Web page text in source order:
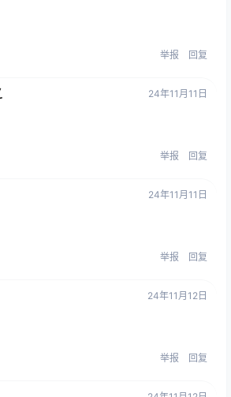
举报 回复
24年11月11日
举报 回复
24年11月11日
举报 回复
24年11月12日
举报 回复